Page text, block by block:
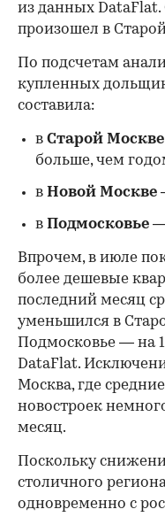
из данных
произошел в
По подсчетам
купленных
составила:
в Старой Москве
больше, чем
в Новой Москве
в Подмосковье
Впрочем, в июле
более дешевые
последний месяц
уменьшился в
Подмосковье — на
DataFlat.
Москва, где
новостроек
месяц.
Поскольку
столичного
одновременно с